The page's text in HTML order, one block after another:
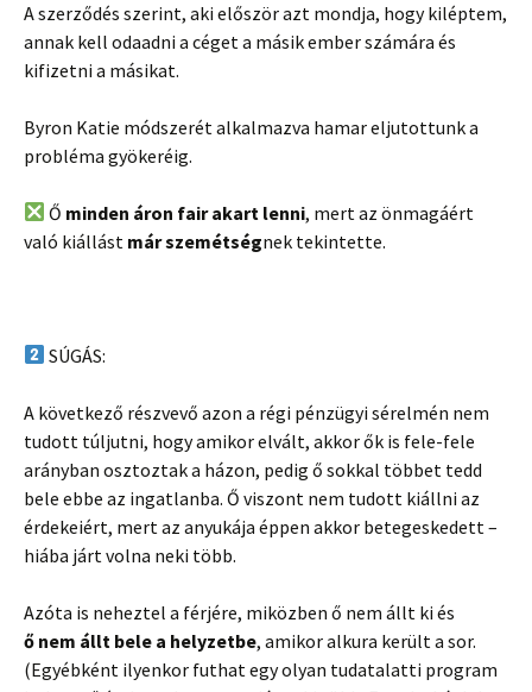
A szerződés szerint, aki először azt mondja, hogy kiléptem,
annak kell odaadni a céget a másik ember számára és
kifizetni a másikat.
Byron Katie módszerét alkalmazva hamar eljutottunk a
probléma gyökeréig.
Ő minden áron fair akart lenni, mert az önmagáért
való kiállást már szemétségnek tekintette.
SÚGÁS:
A következő részvevő azon a régi pénzügyi sérelmén nem
tudott túljutni, hogy amikor elvált, akkor ők is fele-fele
arányban osztoztak a házon, pedig ő sokkal többet tedd
bele ebbe az ingatlanba. Ő viszont nem tudott kiállni az
érdekeiért, mert az anyukája éppen akkor betegeskedett –
hiába járt volna neki több.
Azóta is neheztel a férjére, miközben ő nem állt ki és
ő nem állt bele a helyzetbe, amikor alkura került a sor.
(Egyébként ilyenkor futhat egy olyan tudatalatti program